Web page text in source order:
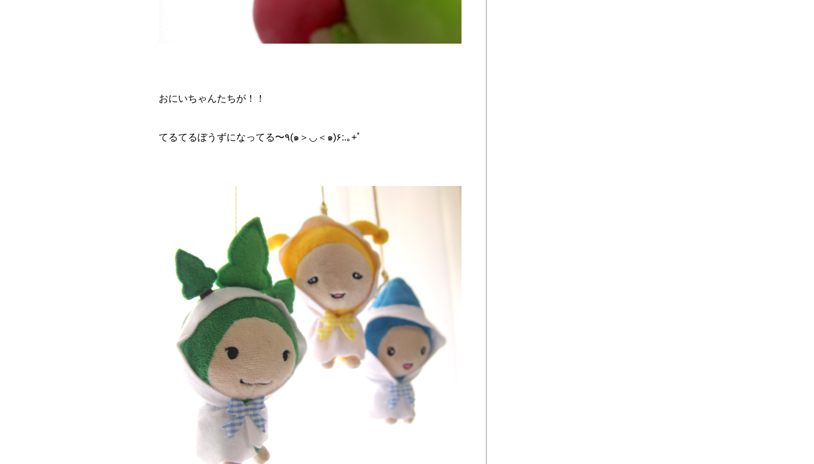
おにいちゃんたちが！！
てるてるぼうずになってる〜٩(๑＞◡＜๑)۶:.｡+ﾟ